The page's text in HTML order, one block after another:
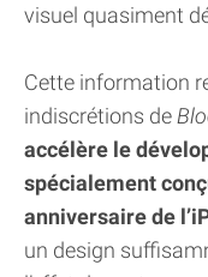
visuel quasiment
Cette information
indiscrétions de
accélère le
spécialement
anniversaire de
un design